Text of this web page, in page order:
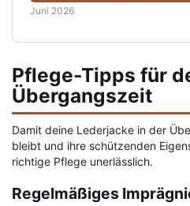
Juni 2026
Pflege-Tipps für
Übergangszeit
Damit deine Lederjacke in der
bleibt und ihre schützenden
richtige Pflege unerlässlich.
Regelmäßiges